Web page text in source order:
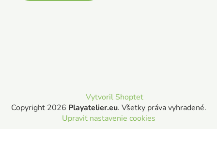
Vytvoril Shoptet
Copyright 2026 Playatelier.eu. Všetky práva vyhradené.
Upraviť nastavenie cookies